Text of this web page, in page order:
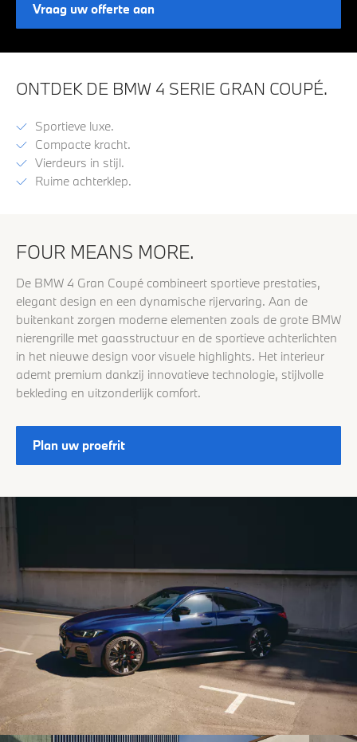
Vraag uw offerte aan
ONTDEK DE BMW 4 SERIE GRAN COUPÉ.
Sportieve luxe.
Compacte kracht.
Vierdeurs in stijl.
Ruime achterklep.
FOUR MEANS MORE.
De BMW 4 Gran Coupé combineert sportieve prestaties,
elegant design en een dynamische rijervaring. Aan de
buitenkant zorgen moderne elementen zoals de grote BMW
nierengrille met gaasstructuur en de sportieve achterlichten
in het nieuwe design voor visuele highlights. Het interieur
ademt premium dankzij innovatieve technologie, stijlvolle
bekleding en uitzonderlijk comfort.
Plan uw proefrit